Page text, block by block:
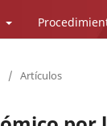
/ Artículos